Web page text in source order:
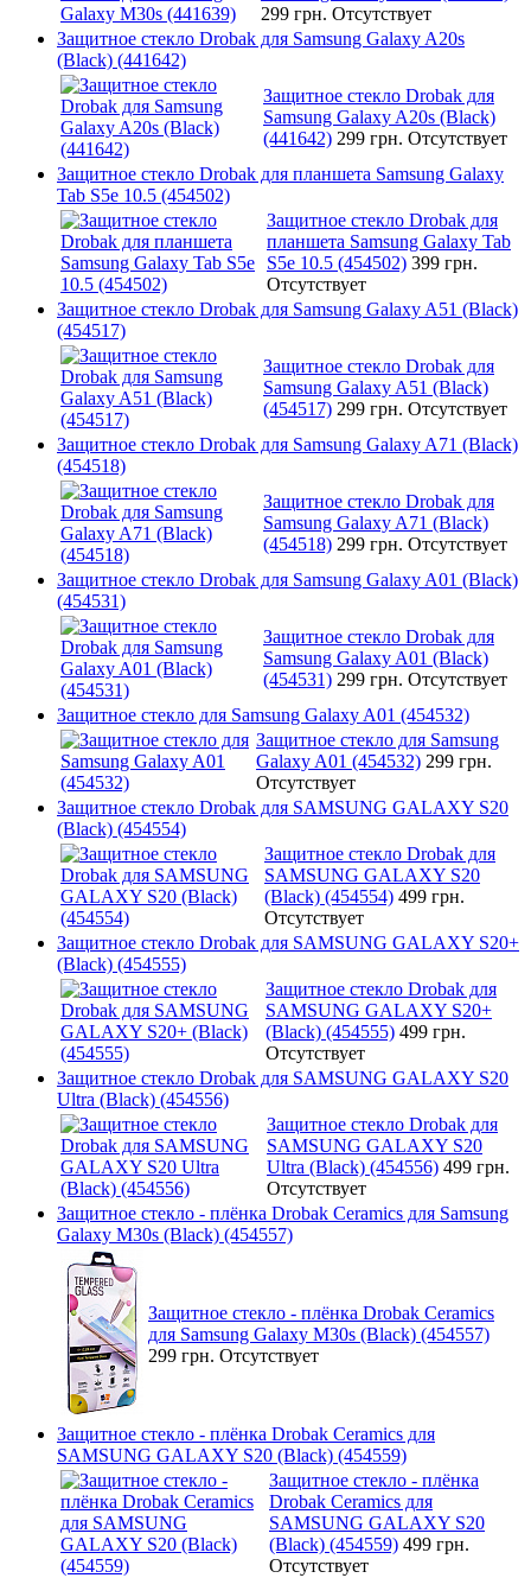
299 грн. Отсутствует
Защитное стекло Drobak для Samsung Galaxy A20s
(Black) (441642)
Защитное стекло Drobak для
Samsung Galaxy A20s (Black)
(441642) 299 грн. Отсутствует
Защитное стекло Drobak для планшета Samsung Galaxy
Tab S5e 10.5 (454502)
Защитное стекло Drobak для
планшета Samsung Galaxy Tab
S5e 10.5 (454502) 399 грн.
Отсутствует
Защитное стекло Drobak для Samsung Galaxy A51 (Black)
(454517)
Защитное стекло Drobak для
Samsung Galaxy A51 (Black)
(454517) 299 грн. Отсутствует
Защитное стекло Drobak для Samsung Galaxy A71 (Black)
(454518)
Защитное стекло Drobak для
Samsung Galaxy A71 (Black)
(454518) 299 грн. Отсутствует
Защитное стекло Drobak для Samsung Galaxy A01 (Black)
(454531)
Защитное стекло Drobak для
Samsung Galaxy A01 (Black)
(454531) 299 грн. Отсутствует
Защитное стекло для Samsung Galaxy A01 (454532)
Защитное стекло для Samsung
Galaxy A01 (454532) 299 грн.
Отсутствует
Защитное стекло Drobak для SAMSUNG GALAXY S20
(Black) (454554)
Защитное стекло Drobak для
SAMSUNG GALAXY S20
(Black) (454554) 499 грн.
Отсутствует
Защитное стекло Drobak для SAMSUNG GALAXY S20+
(Black) (454555)
Защитное стекло Drobak для
SAMSUNG GALAXY S20+
(Black) (454555) 499 грн.
Отсутствует
Защитное стекло Drobak для SAMSUNG GALAXY S20
Ultra (Black) (454556)
Защитное стекло Drobak для
SAMSUNG GALAXY S20
Ultra (Black) (454556) 499 грн.
Отсутствует
Защитное стекло - плёнка Drobak Ceramics для Samsung
Galaxy M30s (Black) (454557)
Защитное стекло - плёнка Drobak Ceramics
для Samsung Galaxy M30s (Black) (454557)
299 грн. Отсутствует
Защитное стекло - плёнка Drobak Ceramics для
SAMSUNG GALAXY S20 (Black) (454559)
Защитное стекло - плёнка
Drobak Ceramics для
SAMSUNG GALAXY S20
(Black) (454559) 499 грн.
Отсутствует